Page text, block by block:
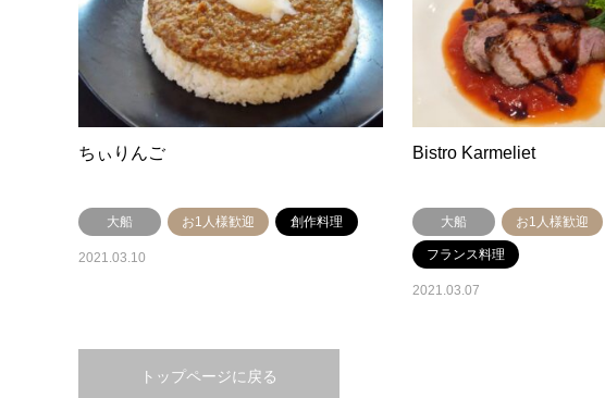
ちぃりんご
大船 お1人様歓迎 創作料理
2021.03.10
Bistro Karmeliet
大船 お1人様歓迎
フランス料理
2021.03.07
トップページに戻る